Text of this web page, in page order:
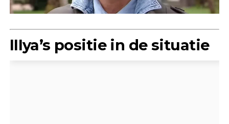
IIIya’s positie in de situatie